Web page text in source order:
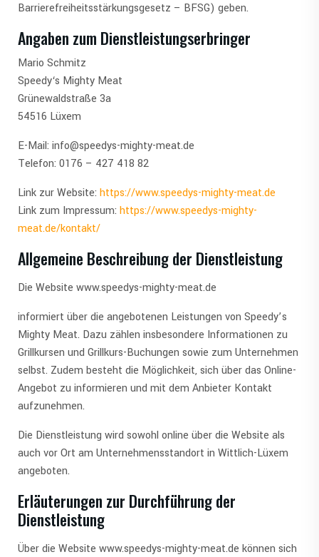
Barrierefreiheitsstärkungsgesetz – BFSG) geben.
Angaben zum Dienstleistungserbringer
Mario Schmitz
Speedy‘s Mighty Meat
Grünewaldstraße 3a
54516 Lüxem
E-Mail: info@speedys-mighty-meat.de
Telefon: 0176 – 427 418 82
Link zur Website: https://www.speedys-mighty-meat.de
Link zum Impressum: https://www.speedys-mighty-
meat.de/kontakt/
Allgemeine Beschreibung der Dienstleistung
Die Website www.speedys-mighty-meat.de
informiert über die angebotenen Leistungen von Speedy’s
Mighty Meat. Dazu zählen insbesondere Informationen zu
Grillkursen und Grillkurs-Buchungen sowie zum Unternehmen
selbst. Zudem besteht die Möglichkeit, sich über das Online-
Angebot zu informieren und mit dem Anbieter Kontakt
aufzunehmen.
Die Dienstleistung wird sowohl online über die Website als
auch vor Ort am Unternehmensstandort in Wittlich-Lüxem
angeboten.
Erläuterungen zur Durchführung der
Dienstleistung
Über die Website www.speedys-mighty-meat.de können sich